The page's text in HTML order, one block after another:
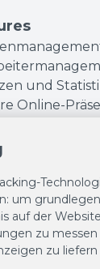
um
auf der
zu messen
zu liefern
und
Online-
&
Buchungen
Payments